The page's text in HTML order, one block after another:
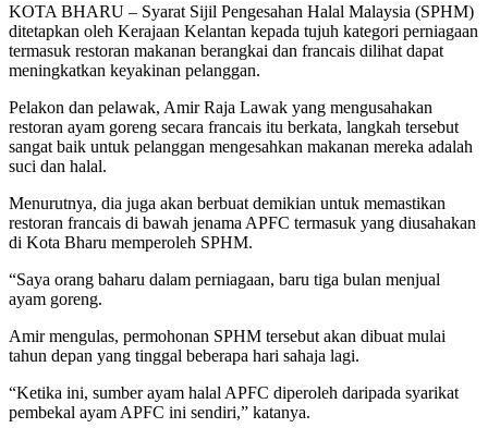
KOTA BHARU – Syarat Sijil Pengesahan Halal Malaysia (SPHM)
ditetapkan oleh Kerajaan Kelantan kepada tujuh kategori perniagaan
termasuk restoran makanan berangkai dan francais dilihat dapat
meningkatkan keyakinan pelanggan.
Pelakon dan pelawak, Amir Raja Lawak yang mengusahakan
restoran ayam goreng secara francais itu berkata, langkah tersebut
sangat baik untuk pelanggan mengesahkan makanan mereka adalah
suci dan halal.
Menurutnya, dia juga akan berbuat demikian untuk memastikan
restoran francais di bawah jenama APFC termasuk yang diusahakan
di Kota Bharu memperoleh SPHM.
“Saya orang baharu dalam perniagaan, baru tiga bulan menjual
ayam goreng.
Amir mengulas, permohonan SPHM tersebut akan dibuat mulai
tahun depan yang tinggal beberapa hari sahaja lagi.
“Ketika ini, sumber ayam halal APFC diperoleh daripada syarikat
pembekal ayam APFC ini sendiri,” katanya.